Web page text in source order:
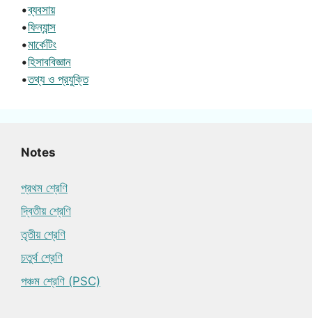
•ব্যবসায়
•ফিন্যান্স
•মার্কেটিং
•হিসাববিজ্ঞান
•তথ্য ও প্রযুক্তি
Notes
প্রথম শ্রেণি
দ্বিতীয় শ্রেণি
তৃতীয় শ্রেণি
চতুর্থ শ্রেণি
পঞ্চম শ্রেণি (PSC)